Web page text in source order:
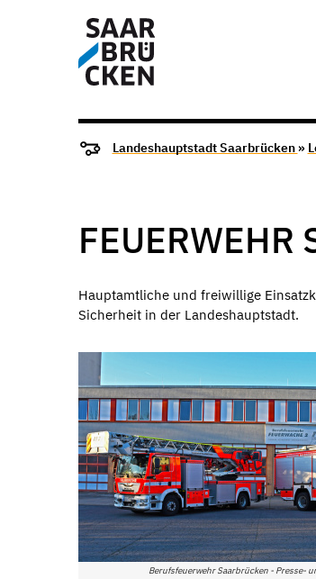
Landeshauptstadt Saarbrücken »
FEUERWEHR
Hauptamtliche und freiwillige
Sicherheit in der Landeshauptstadt.
Berufsfeuerwehr Saarbrücken - Presse-